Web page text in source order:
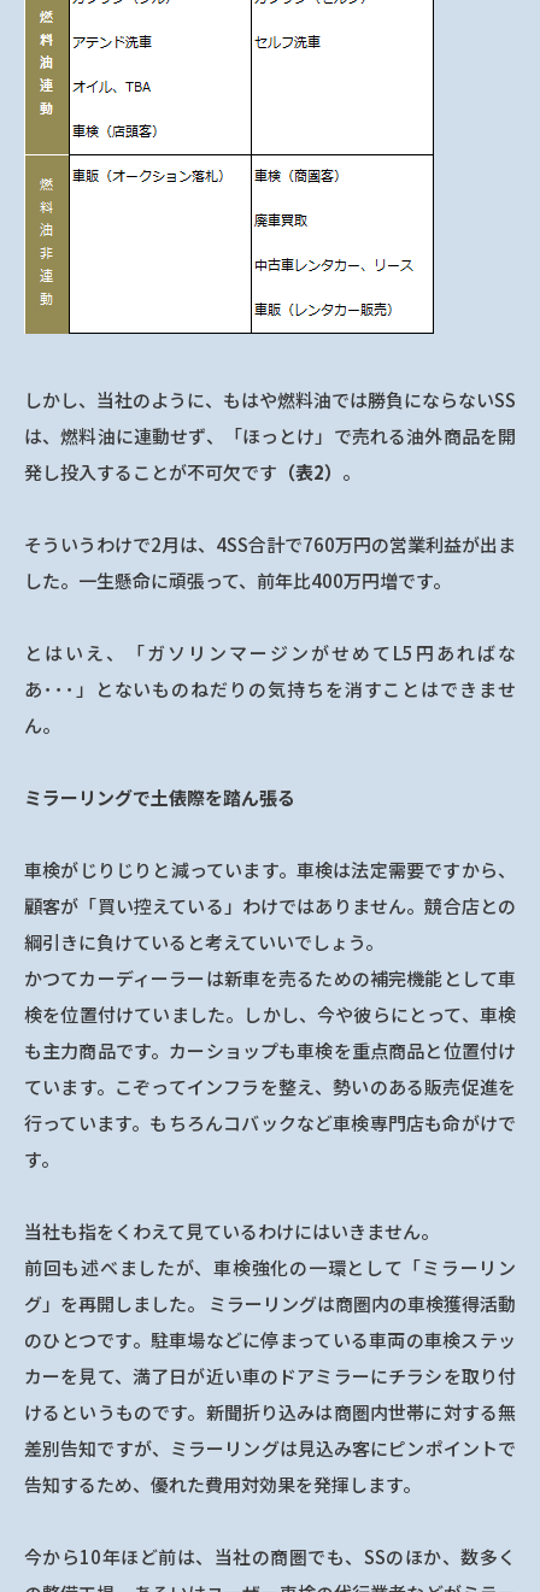
しかし、当社のように、もはや燃料油では勝負にならないSS
は、燃料油に連動せず、「ほっとけ」で売れる油外商品を開
発し投入することが不可欠です （表2） 。
そういうわけで2月は、4SS合計で760万円の営業利益が出ま
した。一生懸命に頑張って、前年比400万円増です。
とはいえ、「ガソリンマージンがせめてL5円あればな
あ･･･」とないものねだりの気持ちを消すことはできませ
ん。
ミラーリングで土俵際を踏ん張る
車検がじりじりと減っています。車検は法定需要ですから、
顧客が「買い控えている」わけではありません。競合店との
綱引きに負けていると考えていいでしょう。
かつてカーディーラーは新車を売るための補完機能として車
検を位置付けていました。しかし、今や彼らにとって、車検
も主力商品です。カーショップも車検を重点商品と位置付け
ています。こぞってインフラを整え、勢いのある販売促進を
行っています。もちろんコバックなど車検専門店も命がけで
す。
当社も指をくわえて見ているわけにはいきません。
前回も述べましたが、車検強化の一環として「ミラーリン
グ」を再開しました。 ミラーリングは商圏内の車検獲得活動
のひとつです。駐車場などに停まっている車両の車検ステッ
カーを見て、満了日が近い車のドアミラーにチラシを取り付
けるというものです。新聞折り込みは商圏内世帯に対する無
差別告知ですが、ミラーリングは見込み客にピンポイントで
告知するため、優れた費用対効果を発揮します。
今から10年ほど前は、当社の商圏でも、SSのほか、数多く